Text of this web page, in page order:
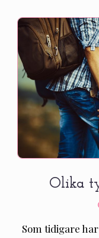
Olika
Som tidigare